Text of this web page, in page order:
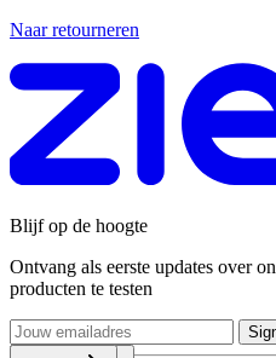
Naar retourneren
Blijf op de hoogte
Ontvang als eerste updates over
producten te testen